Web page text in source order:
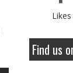
Likes
Find us